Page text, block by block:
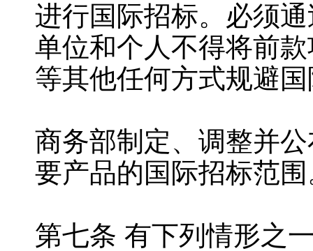
进行国际招标。必须
单位和个人不得将前
等其他任何方式规避
商务部制定、调整并
要产品的国际招标范
第七条 有下列情形之